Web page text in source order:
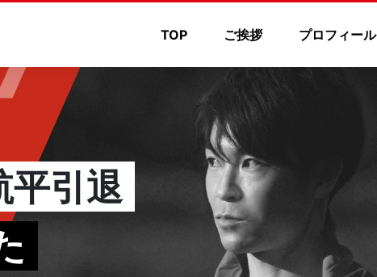
TOP ご挨拶 プロフィール
平引退